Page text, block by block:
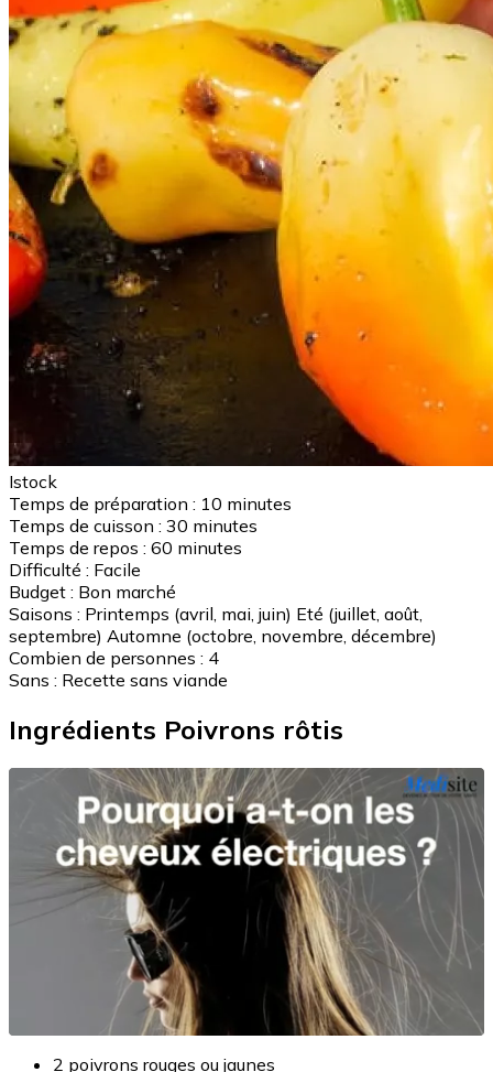
Istock
Temps de préparation : 10 minutes
Temps de cuisson : 30 minutes
Temps de repos : 60 minutes
Difficulté : Facile
Budget : Bon marché
Saisons : Printemps (avril, mai, juin) Eté (juillet, août,
septembre) Automne (octobre, novembre, décembre)
Combien de personnes : 4
Sans : Recette sans viande
Ingrédients Poivrons rôtis
2 poivrons rouges ou jaunes